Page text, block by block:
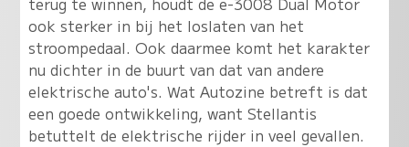
ook sterker in bij het loslaten van het
stroompedaal. Ook daarmee komt het karakter
nu dichter in de buurt van dat van andere
elektrische auto's. Wat Autozine betreft is dat
een goede ontwikkeling, want Stellantis
betuttelt de elektrische rijder in veel gevallen.